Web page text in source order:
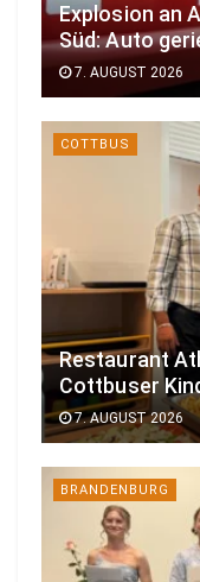
Explosion an
Süd: Auto
7. AUGUST 2026
COTTBUS
Restaurant
Cottbuser
7. AUGUST 2026
BRANDENBURG